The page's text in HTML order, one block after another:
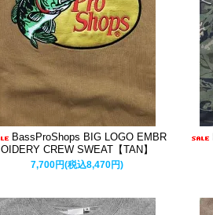
BassProShops BIG LOGO EMBR
OIDERY CREW SWEAT【TAN】
7,700円(税込8,470円)